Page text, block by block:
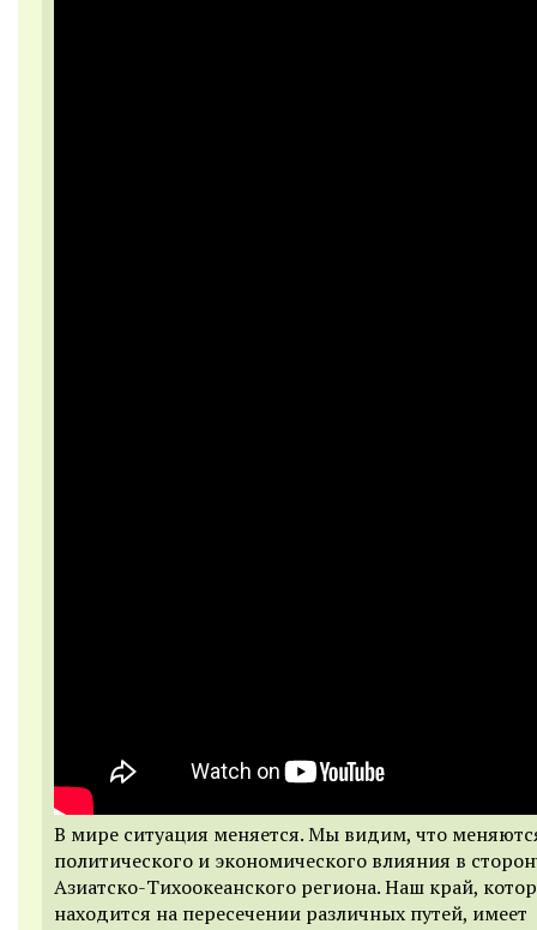
В мире ситуация меняется. Мы видим, что
политического и экономического влияния в
Азиатско-Тихоокеанского региона. Наш край,
находится на пересечении различных путей, имеет